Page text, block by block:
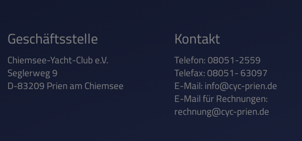
Geschäftsstelle
Chiemsee-Yacht-Club e.V.
Seglerweg 9
D-83209 Prien am Chiemsee
Kontakt
Telefon: 08051-2559
Telefax: 08051- 63097
E-Mail:info@cyc-prien.de
E-Mail für Rechnungen:
rechnung@cyc-prien.de